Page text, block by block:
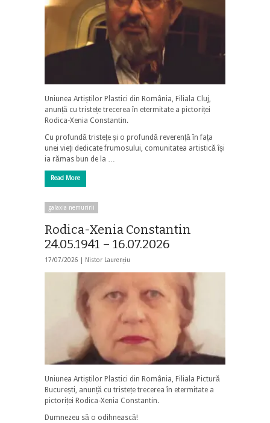
Uniunea Artiștilor Plastici din România, Filiala Cluj,
anunță cu tristețe trecerea în etermitate a pictoriței
Rodica-Xenia Constantin.
Cu profundă tristețe și o profundă reverență în fața
unei vieți dedicate frumosului, comunitatea artistică își
ia rămas bun de la …
Read More
galaxia nemuririi
Rodica-Xenia Constantin
24.05.1941 – 16.07.2026
17/07/2026 | Nistor Laurențiu
Uniunea Artiștilor Plastici din România, Filiala Pictură
București, anunță cu tristețe trecerea în etermitate a
pictoriței Rodica-Xenia Constantin.
Dumnezeu să o odihnească!